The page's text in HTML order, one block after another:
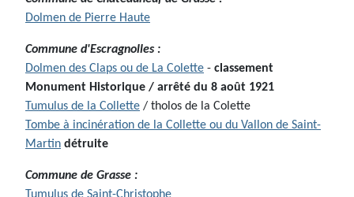
Dolmen de Pierre Haute
Commune d'Escragnolles :
Dolmen des Claps ou de La Colette - classement
Monument Historique / arrêté du 8 août 1921
Tumulus de la Collette / tholos de la Colette
Tombe à incinération de la Collette ou du Vallon de Saint-
Martin détruite
Commune de Grasse :